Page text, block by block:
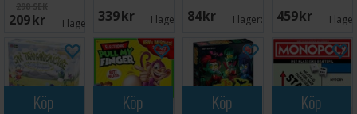
298 SEK
209 SEK I lager: 5339 SEK I lager: 484 SEK I lager: 459 SEK I
Köp Köp Köp Köp